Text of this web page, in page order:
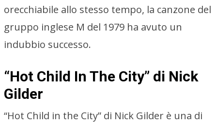
orecchiabile allo stesso tempo, la canzone del
gruppo inglese M del 1979 ha avuto un
indubbio successo.
“Hot Child In The City” di Nick
Gilder
“Hot Child in the City” di Nick Gilder è una di